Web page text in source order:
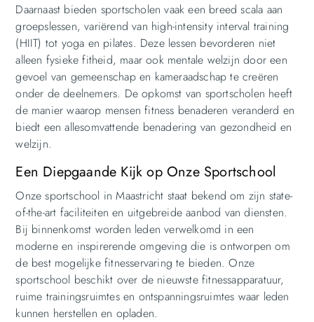
Daarnaast bieden sportscholen vaak een breed scala aan
groepslessen, variërend van high-intensity interval training
(HIIT) tot yoga en pilates. Deze lessen bevorderen niet
alleen fysieke fitheid, maar ook mentale welzijn door een
gevoel van gemeenschap en kameraadschap te creëren
onder de deelnemers. De opkomst van sportscholen heeft
de manier waarop mensen fitness benaderen veranderd en
biedt een allesomvattende benadering van gezondheid en
welzijn.
Een Diepgaande Kijk op Onze Sportschool
Onze sportschool in Maastricht staat bekend om zijn state-
of-the-art faciliteiten en uitgebreide aanbod van diensten.
Bij binnenkomst worden leden verwelkomd in een
moderne en inspirerende omgeving die is ontworpen om
de best mogelijke fitnesservaring te bieden. Onze
sportschool beschikt over de nieuwste fitnessapparatuur,
ruime trainingsruimtes en ontspanningsruimtes waar leden
kunnen herstellen en opladen.